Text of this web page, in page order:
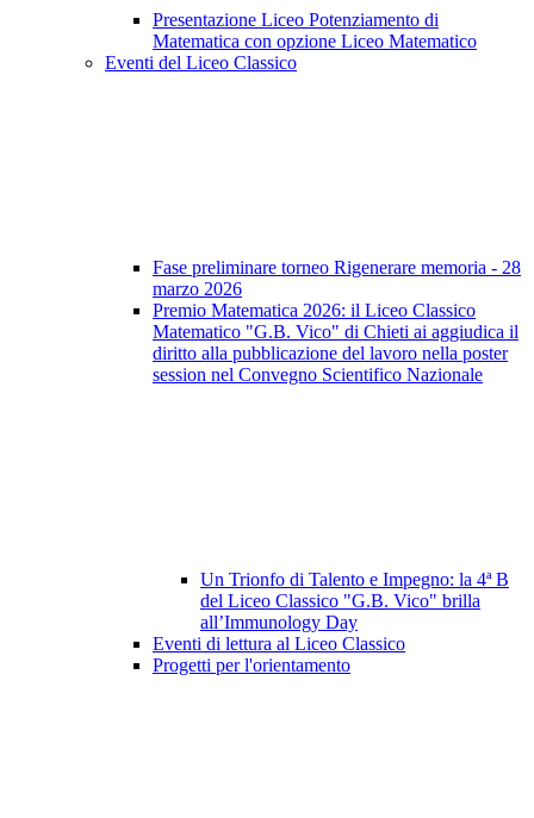
Presentazione Liceo Potenziamento di
Matematica con opzione Liceo Matematico
Eventi del Liceo Classico
Fase preliminare torneo Rigenerare memoria - 28
marzo 2026
Premio Matematica 2026: il Liceo Classico
Matematico "G.B. Vico" di Chieti ai aggiudica il
diritto alla pubblicazione del lavoro nella poster
session nel Convegno Scientifico Nazionale
Un Trionfo di Talento e Impegno: la 4ª B
del Liceo Classico "G.B. Vico" brilla
all’Immunology Day
Eventi di lettura al Liceo Classico
Progetti per l'orientamento